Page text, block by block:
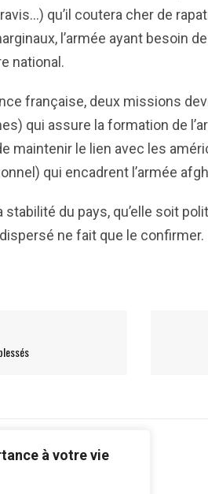
à votre vie
qu’il coutera cher de
l’armée ayant besoin
national.
française, deux missions
qui assure la formation de
maintenir le lien avec les
qui encadrent l’armée
stabilité du pays, qu’elle soit
ne fait que le confirmer.